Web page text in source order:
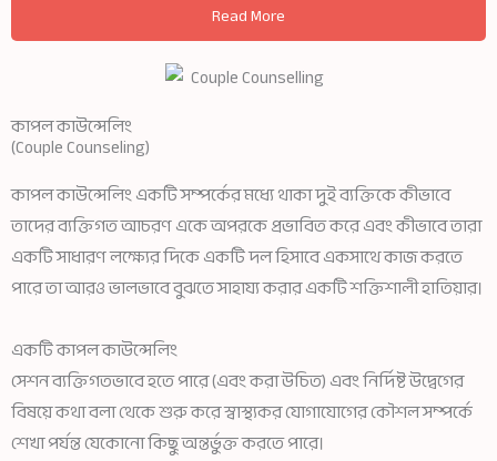
Read More
কাপল কাউন্সেলিং
(Couple Counseling)
কাপল কাউন্সেলিং একটি সম্পর্কের মধ্যে থাকা দুই ব্যক্তিকে কীভাবে
তাদের ব্যক্তিগত আচরণ একে অপরকে প্রভাবিত করে এবং কীভাবে তারা
একটি সাধারণ লক্ষ্যের দিকে একটি দল হিসাবে একসাথে কাজ করতে
পারে তা আরও ভালভাবে বুঝতে সাহায্য করার একটি শক্তিশালী হাতিয়ার।
একটি কাপল কাউন্সেলিং
সেশন ব্যক্তিগতভাবে হতে পারে (এবং করা উচিত) এবং নির্দিষ্ট উদ্বেগের
বিষয়ে কথা বলা থেকে শুরু করে স্বাস্থ্যকর যোগাযোগের কৌশল সম্পর্কে
শেখা পর্যন্ত যেকোনো কিছু অন্তর্ভুক্ত করতে পারে।